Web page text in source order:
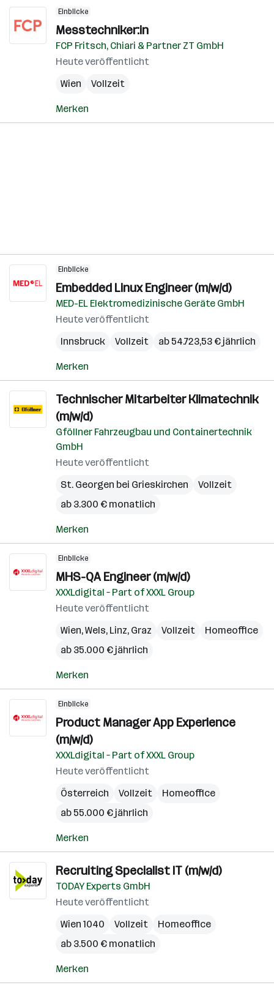
Einblicke
Messtechniker:in
FCP Fritsch, Chiari & Partner ZT GmbH
Heute veröffentlicht
Wien
Vollzeit
Merken
Einblicke
Embedded Linux Engineer (m/w/d)
MED-EL Elektromedizinische Geräte GmbH
Heute veröffentlicht
Innsbruck
Vollzeit ab 54.723,53 € jährlich
Merken
Technischer Mitarbeiter Klimatechnik
(m/w/d)
Gföllner Fahrzeugbau und Containertechnik
GmbH
Heute veröffentlicht
St. Georgen bei Grieskirchen
Vollzeit
ab 3.300 € monatlich
Merken
Einblicke
MHS-QA Engineer (m/w/d)
XXXLdigital – Part of XXXL Group
Heute veröffentlicht
Wien,Wels, Linz, Graz Vollzeit
Homeoffice
ab 35.000 € jährlich
Merken
Einblicke
Product Manager App Experience
(m/w/d)
XXXLdigital – Part of XXXL Group
Heute veröffentlicht
Österreich
Vollzeit
Homeoffice
ab 55.000 € jährlich
Merken
Recruiting Specialist IT (m/w/d)
TODAY Experts GmbH
Heute veröffentlicht
Wien 1040
Vollzeit
Homeoffice
ab 3.500 € monatlich
Merken